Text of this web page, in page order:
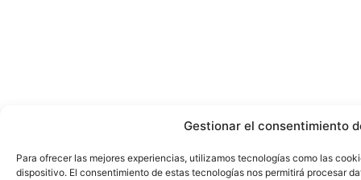
Gestionar el consentimiento
Para ofrecer las mejores experiencias, utilizamos tecnologías como las
dispositivo. El consentimiento de estas tecnologías nos permitirá procesar